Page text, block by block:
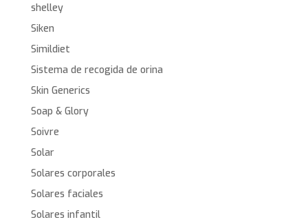
shelley
Siken
Simildiet
Sistema de recogida de orina
Skin Generics
Soap & Glory
Soivre
Solar
Solares corporales
Solares faciales
Solares infantil